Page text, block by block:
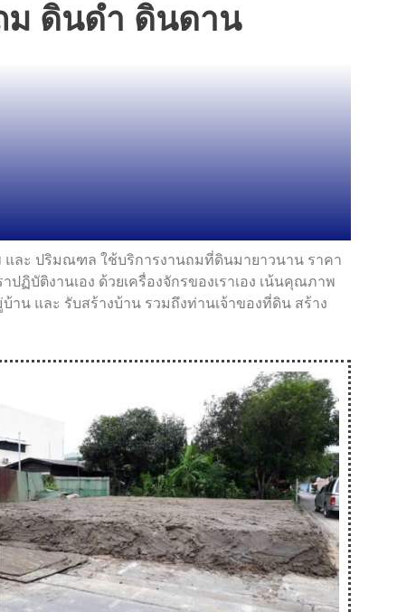
ม ดินดำ ดินดาน
ละ ปริมณฑล ใช้บริการงานถมที่ดินมายาวนาน ราคา
ฏิบัติงานเอง ด้วยเครื่องจักรของเราเอง เน้นคุณภาพ
น และ รับสร้างบ้าน รวมถึงท่านเจ้าของที่ดิน สร้าง